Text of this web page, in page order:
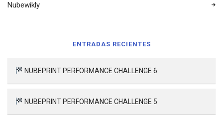
Nubewikly
ENTRADAS RECIENTES
NUBEPRINT PERFORMANCE CHALLENGE 6
NUBEPRINT PERFORMANCE CHALLENGE 5